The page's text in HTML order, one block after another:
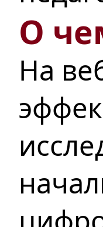
О
На